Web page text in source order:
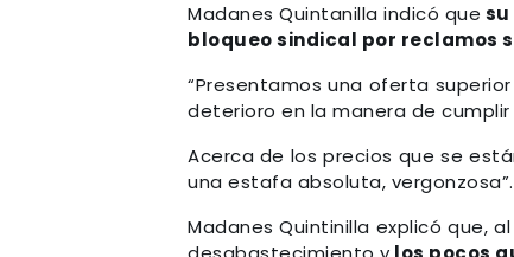
Madanes Quintanilla indicó que
bloqueo sindical por reclamos
“Presentamos una oferta
deterioro en la manera de
Acerca de los precios que se
una estafa absoluta, vergonzosa”.
Madanes Quintinilla explicó que,